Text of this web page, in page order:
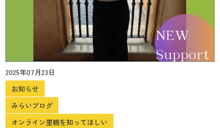
2025年07月23日
お知らせ
みらいブログ
オンライン里親を知ってほしい